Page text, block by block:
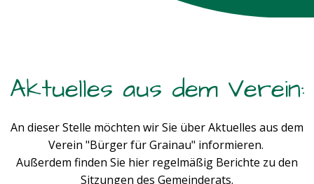
Aktuelles aus dem Verein:
An dieser Stelle möchten wir Sie über Aktuelles aus dem
Verein "Bürger für Grainau" informieren.
Außerdem finden Sie hier regelmäßig Berichte zu den
Sitzungen des Gemeinderats.